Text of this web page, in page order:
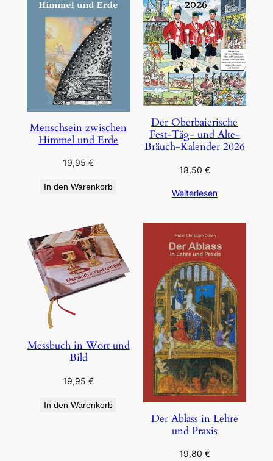
Menschsein zwischen
Himmel und Erde
19,95€
In den Warenkorb
Der Oberbaierische
Fest-Täg- und Alte-
Bräuch-Kalender 2026
18,50 €
Weiterlesen
Messbuch in Wort und
Bild
19,95€
In den Warenkorb
Der Ablass in Lehre
und Praxis
19,80 €